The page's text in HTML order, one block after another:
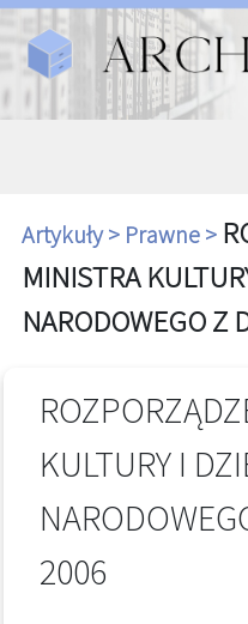
Artykuły > Prawne >
MINISTRA
NARODOWEGO Z
KULTURY I
2006